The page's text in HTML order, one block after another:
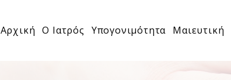
Αρχική Ο Ιατρός Υπογονιμότητα Μαιευτική